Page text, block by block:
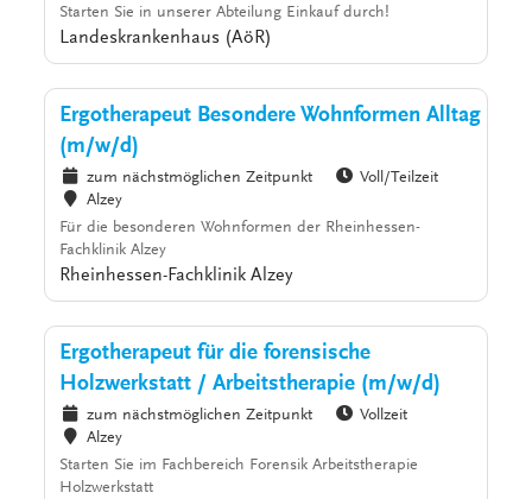
Starten Sie in unserer Abteilung Einkauf durch!
Landeskrankenhaus (AöR)
Ergotherapeut Besondere Wohnformen Alltag
(m/w/d)
zum nächstmöglichen Zeitpunkt
Voll/Teilzeit
Alzey
Für die besonderen Wohnformen der Rheinhessen-
Fachklinik Alzey
Rheinhessen-Fachklinik Alzey
Ergotherapeut für die forensische
Holzwerkstatt / Arbeitstherapie (m/w/d)
zum nächstmöglichen Zeitpunkt
Vollzeit
Alzey
Starten Sie im Fachbereich Forensik Arbeitstherapie
Holzwerkstatt